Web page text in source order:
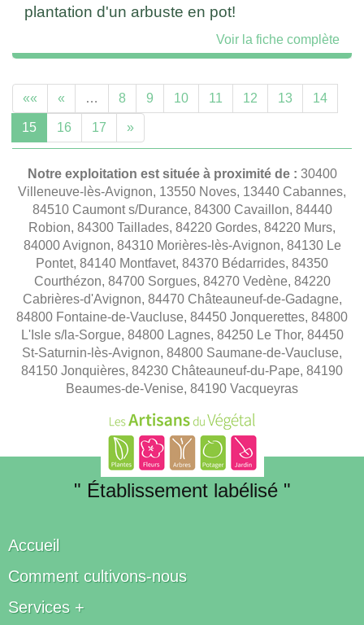
plantation d'un arbuste en pot!
Voir la fiche complète
«« « … 8 9 10 11 12 13 14
15 16 17 »
Notre exploitation est située à proximité de : 30400
Villeneuve-lès-Avignon, 13550 Noves, 13440 Cabannes,
84510 Caumont s/Durance, 84300 Cavaillon, 84440
Robion, 84300 Taillades, 84220 Gordes, 84220 Murs,
84000 Avignon, 84310 Morières-lès-Avignon, 84130 Le
Pontet, 84140 Montfavet, 84370 Bédarrides, 84350
Courthézon, 84700 Sorgues, 84270 Vedène, 84220
Cabrières-d'Avignon, 84470 Châteauneuf-de-Gadagne,
84800 Fontaine-de-Vaucluse, 84450 Jonquerettes, 84800
L'Isle s/la-Sorgue, 84800 Lagnes, 84250 Le Thor, 84450
St-Saturnin-lès-Avignon, 84800 Saumane-de-Vaucluse,
84150 Jonquières, 84230 Châteauneuf-du-Pape, 84190
Beaumes-de-Venise, 84190 Vacqueyras
" Établissement labélisé "
Accueil
Comment cultivons-nous
Services +